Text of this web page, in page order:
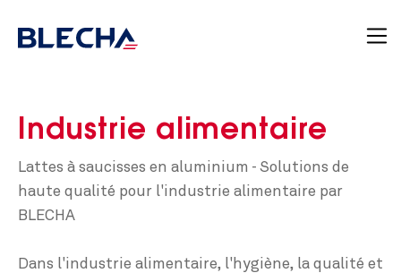
Industrie alimentaire
Lattes à saucisses en aluminium - Solutions de
haute qualité pour l'industrie alimentaire par
BLECHA
Dans l'industrie alimentaire, l'hygiène, la qualité et